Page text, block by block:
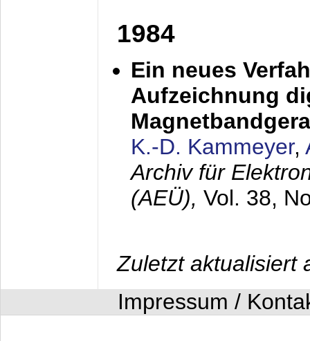
1984
Ein neues
Aufzeichnung
K.-D. Kammeyer,
Archiv für
(AEÜ), Vol. 38,
Zuletzt aktualisiert
Impressum /